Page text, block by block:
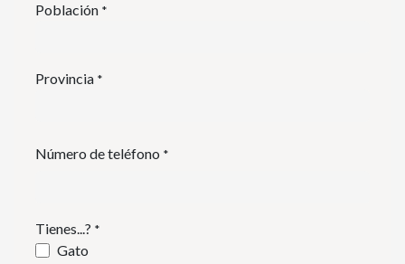
Población *
Provincia *
Número de teléfono *
Tienes...? *
Gato